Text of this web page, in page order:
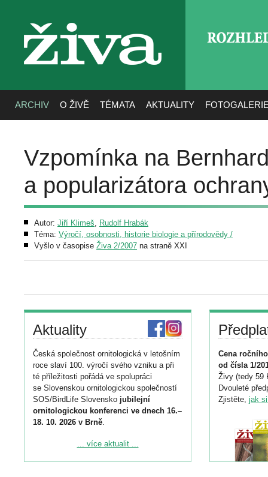
živa
ARCHIV O ŽIVĚ TÉMATA AKTUALITY
Vzpomínka na
a popularizátora
Autor: Jiří Klimeš, Rudolf Hrabák
Téma: Výročí, osobnosti, historie biologie a přírodovědy /
Vyšlo v časopise Živa 2/2007 na straně XXI
Aktuality
Česká společnost ornitologická v letošním
roce slaví 100. výročí svého vzniku a při
té příležitosti pořádá ve spolupráci
se Slovenskou ornitologickou společností
SOS/BirdLife Slovensko jubilejní
ornitologickou konferenci ve dnech 16.–
18. 10. 2026 v Brně.
Podrobnější informace ke konferenci
... více aktualit ...
Cena
od čísla 1/
Živy (tedy 59
Dvouleté
Zjistěte, jak